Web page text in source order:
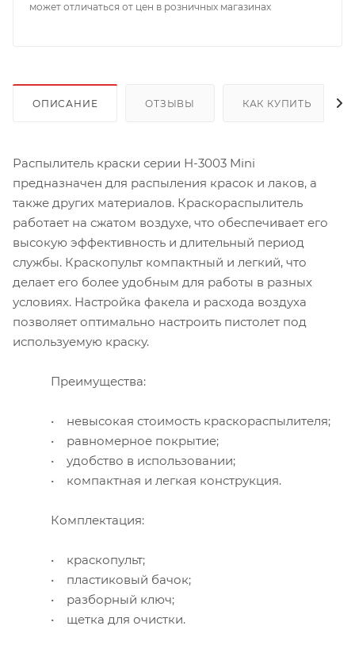
может отличаться от цен в розничных магазинах
ОПИСАНИЕ ОТЗЫВЫ КАК КУПИТЬ
Распылитель краски серии Н-3003 Mini
предназначен для распыления красок и лаков, а
также других материалов. Краскораспылитель
работает на сжатом воздухе, что обеспечивает его
высокую эффективность и длительный период
службы. Краскопульт компактный и легкий, что
делает его более удобным для работы в разных
условиях. Настройка факела и расхода воздуха
позволяет оптимально настроить пистолет под
используемую краску.
Преимущества:
• невысокая стоимость краскораспылителя;
• равномерное покрытие;
• удобство в использовании;
• компактная и легкая конструкция.
Комплектация:
• краскопульт;
• пластиковый бачок;
• разборный ключ;
• щетка для очистки.